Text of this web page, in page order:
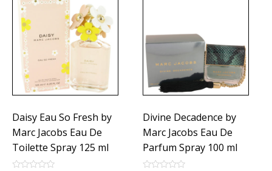
Daisy Eau So Fresh by
Marc Jacobs Eau De
Toilette Spray 125 ml
Divine Decadence by
Marc Jacobs Eau De
Parfum Spray 100 ml